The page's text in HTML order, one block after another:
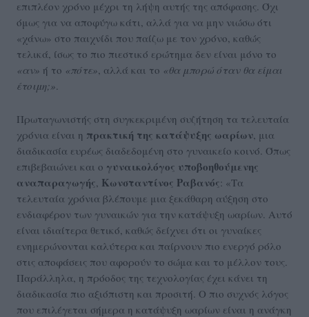
επιπλέον χρόνο μέχρι τη λήψη αυτής της απόφασης. Όχι
όμως για να αποφύγω κάτι, αλλά για να μην νιώσω ότι
«χάνω» στο παιχνίδι που παίζω με τον χρόνο, καθώς
τελικά, ίσως το πιο πιεστικό ερώτημα δεν είναι μόνο το
«αν» ή το «πότε» , αλλά και το «θα μπορώ όταν θα είμαι
έτοιμη;»
Πρωταγωνιστής στη συγκεκριμένη συζήτηση τα τελευταία
χρόνια είναι η πρακτική της κατάψυξης ωαρίων , μια
διαδικασία ευρέως διαδεδομένη στο γυναικείο κοινό. Όπως
επιβεβαιώνει και ο γυναικολόγος υποβοηθούμενης
αναπαραγωγής Κωνσταντίνος Ραβανός: «Τα
τελευταία χρόνια βλέπουμε μια ξεκάθαρη αύξηση στο
ενδιαφέρον των γυναικών για την κατάψυξη ωαρίων. Αυτό
είναι ιδιαίτερα θετικό, καθώς δείχνει ότι οι γυναίκες
ενημερώνονται καλύτερα και παίρνουν πιο ενεργό ρόλο
στις αποφάσεις που αφορούν το σώμα και το μέλλον τους.
Παράλληλα, η πρόοδος της τεχνολογίας έχει κάνει τη
διαδικασία πιο αξιόπιστη και προσιτή. Ο πιο συχνός λόγος
που επιλέγεται σήμερα η κατάψυξη ωαρίων είναι η ανάγκη